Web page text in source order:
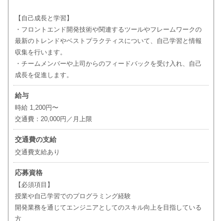
【自己成長と学習】
・フロントエンド開発技術や関連するツールやフレームワークの
最新のトレンドやベストプラクティスについて、自己学習と情報
収集を行います。
・チームメンバーや上司からのフィードバックを受け入れ、自己
成長を促進します。
給与
時給 1,200円〜
交通費：20,000円／月上限
交通費の支給
交通費支給あり
応募資格
【必須項目】
授業や自己学習でのプログラミング経験
開発業務を通じてエンジニアとしてのスキル向上を目指している
方